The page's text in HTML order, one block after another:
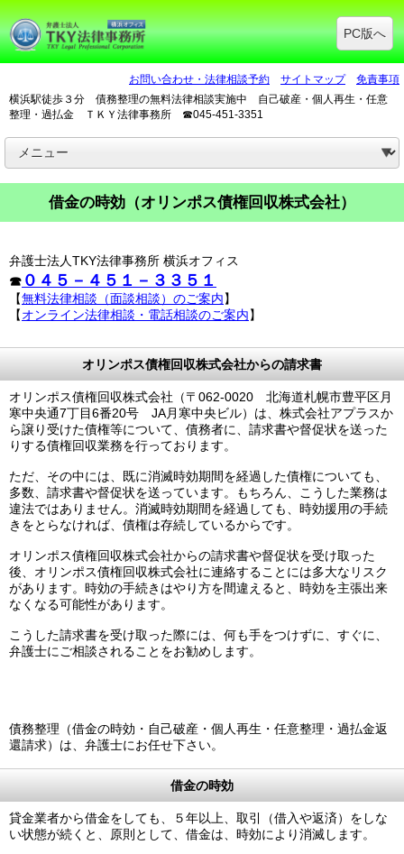
PC版へ
お問い合わせ・法律相談予約 サイトマップ
免責事項
横浜駅徒歩３分 債務整理の無料法律相談実施中 自己破産・個人再生・任意
整理・過払金 ＴＫＹ法律事務所 ☎045-451-3351
借金の時効（オリンポス債権回収株式会社）
弁護士法人TKY法律事務所 横浜オフィス
☎ ０４５－４５１－３３５１
【無料法律相談（面談相談）のご案内】
【オンライン法律相談・電話相談のご案内】
オリンポス債権回収株式会社からの請求書
オリンポス債権回収株式会社（〒062-0020 北海道札幌市豊平区月
寒中央通7丁目6番20号 JA月寒中央ビル）は、株式会社アプラスか
ら譲り受けた債権等について、債務者に、請求書や督促状を送った
りする債権回収業務を行っております。
ただ、その中には、既に消滅時効期間を経過した債権についても、
多数、請求書や督促状を送っています。もちろん、こうした業務は
違法ではありません。消滅時効期間を経過しても、時効援用の手続
きをとらなければ、債権は存続しているからです。
オリンポス債権回収株式会社からの請求書や督促状を受け取った
後、オリンポス債権回収株式会社に連絡することには多大なリスク
があります。時効の手続きはやり方を間違えると、時効を主張出来
なくなる可能性があります。
こうした請求書を受け取った際には、何も手をつけずに、すぐに、
弁護士にご相談されることをお勧めします。
債務整理（借金の時効・自己破産・個人再生・任意整理・過払金返
還請求）は、弁護士にお任せ下さい。
借金の時効
貸金業者から借金をしても、５年以上、取引（借入や返済）をしな
い状態が続くと、原則として、借金は、時効により消滅します。